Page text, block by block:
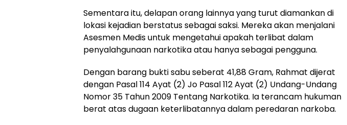
Sementara itu, delapan orang lainnya yang turut diamankan di
lokasi kejadian berstatus sebagai saksi. Mereka akan menjalani
Asesmen Medis untuk mengetahui apakah terlibat dalam
penyalahgunaan narkotika atau hanya sebagai pengguna.
Dengan barang bukti sabu seberat 41,88 Gram, Rahmat dijerat
dengan Pasal 114 Ayat (2) Jo Pasal 112 Ayat (2) Undang-Undang
Nomor 35 Tahun 2009 Tentang Narkotika. Ia terancam hukuman
berat atas dugaan keterlibatannya dalam peredaran narkoba.